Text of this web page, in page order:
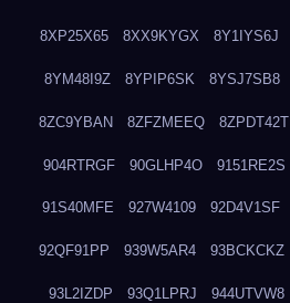
8XP25X65 8XX9KYGX 8Y1IYS6J
8YM48I9Z 8YPIP6SK 8YSJ7SB8
8ZC9YBAN 8ZFZMEEQ 8ZPDT42T
904RTRGF 90GLHP4O 9151RE2S
91S40MFE 927W4109 92D4V1SF
92QF91PP 939W5AR4 93BCKCKZ
93L2IZDP 93Q1LPRJ 944UTVW8